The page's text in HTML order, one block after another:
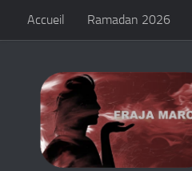
Skip to content
Accueil Ramadan 2026